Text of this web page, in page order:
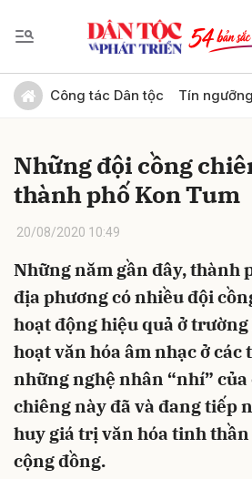
Công tác Dân tộc Tín
Những đội cồng
thành phố Kon Tum
20/08/2020 10:49
Những năm gần đây, thành
địa phương có nhiều đội
hoạt động hiệu quả ở
hoạt văn hóa âm nhạc ở
những nghệ nhân “nhí” của
chiêng này đã và đang tiếp
huy giá trị văn hóa tinh thần
cộng đồng.
Gửi bình luận